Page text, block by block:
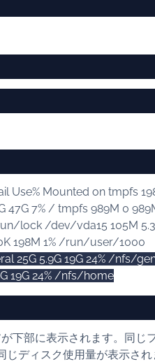
Use% Mounted on tmpfs
47G 7% / tmpfs 989M 0
lock /dev/vda15 105M
198M 1% /run/user/1000
25G 5.9G 19G 24% /nfs/
19G 24% /nfs/home
下部に表示されます。同じ
じディスク使用量が表示さ